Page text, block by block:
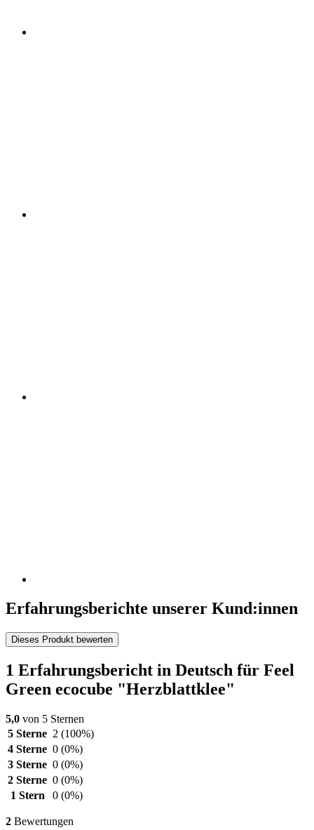
Erfahrungsberichte unserer Kund:innen
Dieses Produkt bewerten
1 Erfahrungsbericht in Deutsch für Feel
Green ecocube "Herzblattklee"
5,0 von 5 Sternen
5 Sterne 2 (100%)
4 Sterne 0 (0%)
3 Sterne 0 (0%)
2 Sterne 0 (0%)
1 Stern
0 (0%)
2 Bewertungen